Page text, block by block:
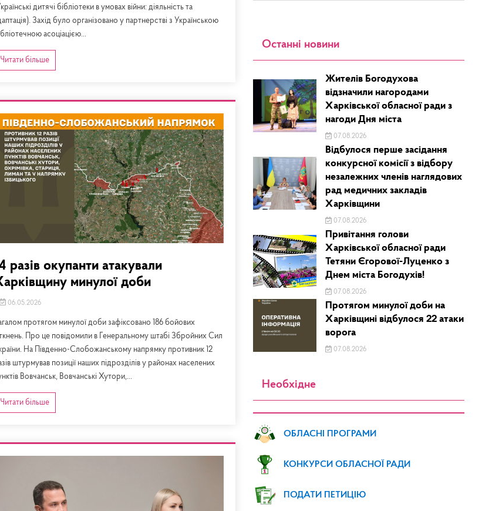
дитячі бібліотеки в умовах війни: діяльність та
Захід було організовано у партнерстві з Українською
асоціацією...
Читати більше
разів окупанти атакували
минулої доби
06.05.2026
протягом минулої доби зафіксовано 186 бойових
Про це повідомили в Генеральному штабі Збройних Сил
На Південно-Слобожанському напрямку противник 12
штурмував позиції наших підрозділів у районах населених
Вовчанськ, Вовчанські Хутори,...
Читати більше
Останні новини
Жителів Богодухова
відзначили нагородами
Харківської обласної ради з
нагоди Дня міста
07.08.2026
Відбулося перше засідання
конкурсної комісії з відбору
незалежних членів наглядових
рад медичних закладів
Харківщини
07.08.2026
Привітання голови
Харківської обласної ради
Тетяни Єгорової-Луценко з
Днем міста Богодухів!
07.08.2026
Протягом минулої доби на
Харківщині відбулося 22 атаки
ворога
07.08.2026
Необхідне
ОБЛАСНІ ПРОГРАМИ
КОНКУРСИ ОБЛАСНОЇ РАДИ
ПОДАТИ ПЕТИЦІЮ